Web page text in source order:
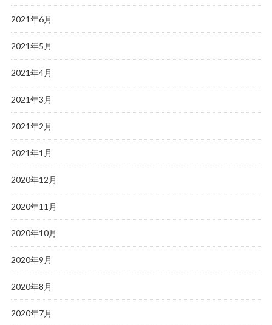
2021年6月
2021年5月
2021年4月
2021年3月
2021年2月
2021年1月
2020年12月
2020年11月
2020年10月
2020年9月
2020年8月
2020年7月